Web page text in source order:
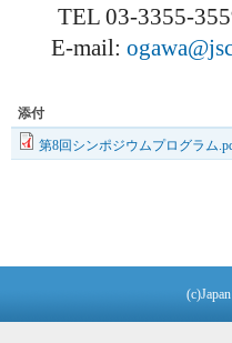
TEL 03-3355-
E-mail:
添付
第8回シンポジウムプログラム